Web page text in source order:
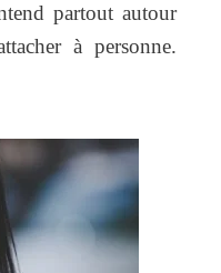
partout autour
à personne.